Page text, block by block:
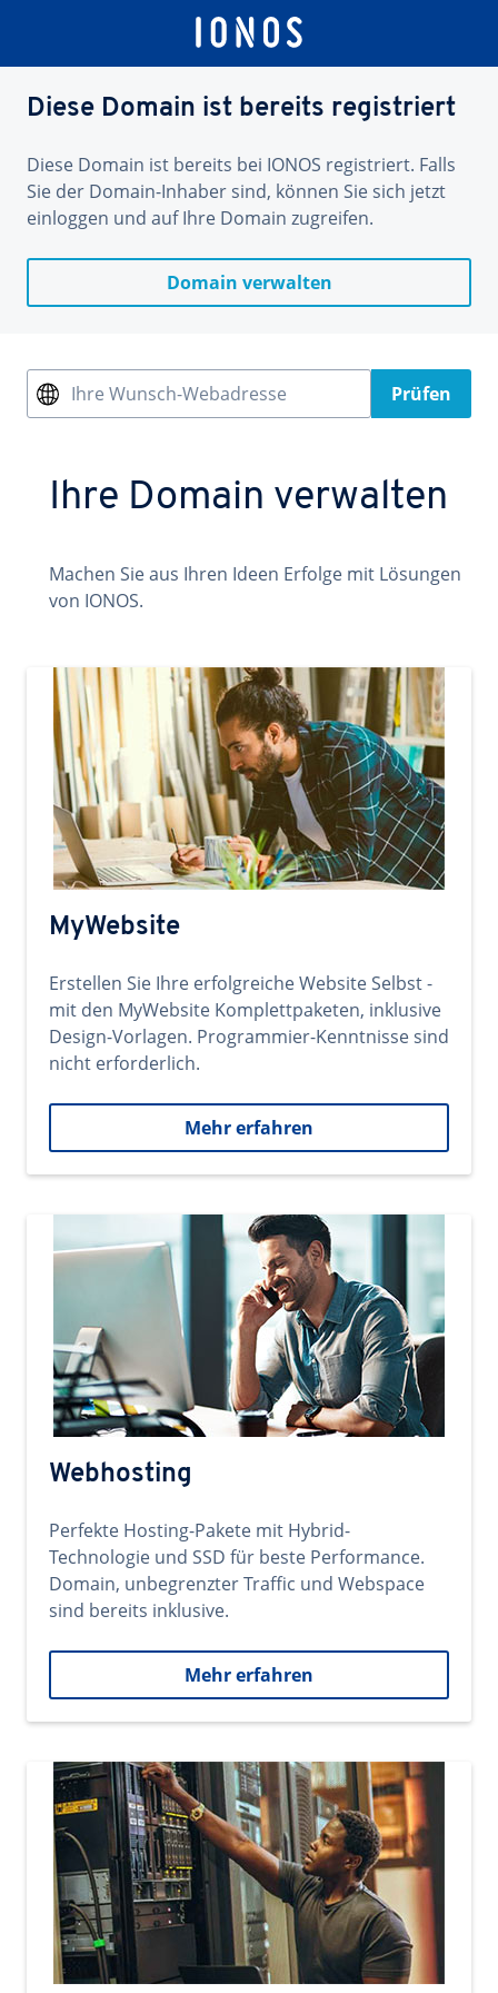
Diese Domain ist bereits registriert
Diese Domain ist bereits bei IONOS registriert. Falls
Sie der Domain-Inhaber sind, können Sie sich jetzt
einloggen und auf Ihre Domain zugreifen.
Domain verwalten
Ihre Wunsch-Webadresse Prüfen
Ihre Domain verwalten
Machen Sie aus Ihren Ideen Erfolge mit Lösungen
von IONOS.
MyWebsite
Erstellen Sie Ihre erfolgreiche Website Selbst -
mit den MyWebsite Komplettpaketen, inklusive
Design-Vorlagen. Programmier-Kenntnisse sind
nicht erforderlich.
Mehr erfahren
Webhosting
Perfekte Hosting-Pakete mit Hybrid-
Technologie und SSD für beste Performance.
Domain, unbegrenzter Traffic und Webspace
sind bereits inklusive.
Mehr erfahren